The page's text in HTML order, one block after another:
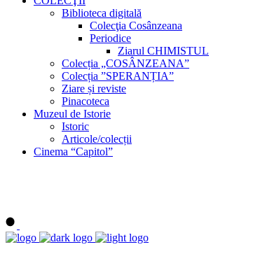
Biblioteca digitală
Colecţia Cosânzeana
Periodice
Ziarul CHIMISTUL
Colecția „COSÂNZEANA”
Colecția ”SPERANȚIA”
Ziare și reviste
Pinacoteca
Muzeul de Istorie
Istoric
Articole/colecții
Cinema “Capitol”